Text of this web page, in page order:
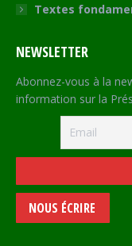
Textes
NEWSLETTER
Abonnez-vous à la
information sur la
NOUS ÉCRIRE